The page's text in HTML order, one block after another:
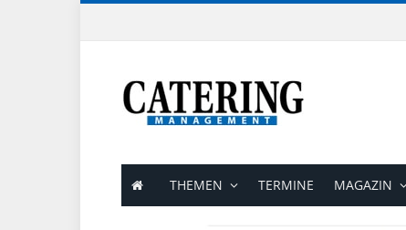
THEMEN TERMINE MAGAZIN